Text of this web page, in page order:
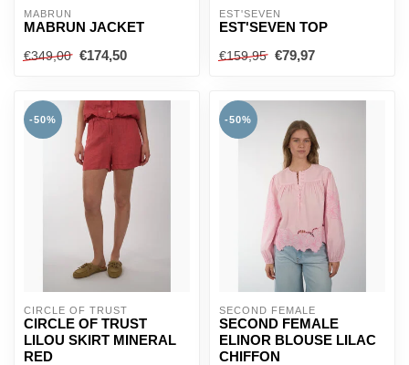
MABRUN
MABRUN JACKET
€349,00 €174,50
EST'SEVEN
EST'SEVEN TOP
€159,95 €79,97
-50%
CIRCLE OF TRUST
CIRCLE OF TRUST
LILOU SKIRT MINERAL
RED
-50%
SECOND FEMALE
SECOND FEMALE
ELINOR BLOUSE LILAC
CHIFFON